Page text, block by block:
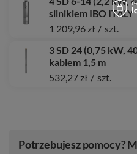
silnikiem IBO ITALY
1 209,96 zł / szt.
3 SD 24 (0,75 kW,
kablem 1,5 m
532,27 zł / szt.
Potrzebujesz pomocy?